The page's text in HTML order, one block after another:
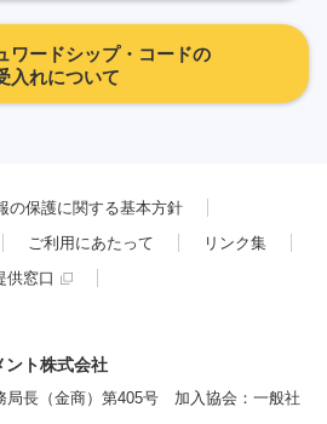
ワードシップ・コードの
入れについて
の保護に関する基本方針
ご利用にあたって
リンク集
供窓口
ント株式会社
長（金商）第405号 加入協会：一般社